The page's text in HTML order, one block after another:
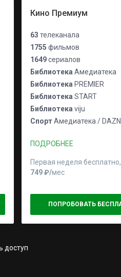
Кино Премиум
63 телеканала
1755 фильмов
1649сериалов
Библиотека Амедиатека
Библиотека PREMIER
Библиотека START
Библиотека viju
СпортАмедиатека / DAZN
ПОДРОБНЕЕ
Первая неделя
749 ₽⁠/⁠мес
ПОПРОБОВАТЬ
доступ